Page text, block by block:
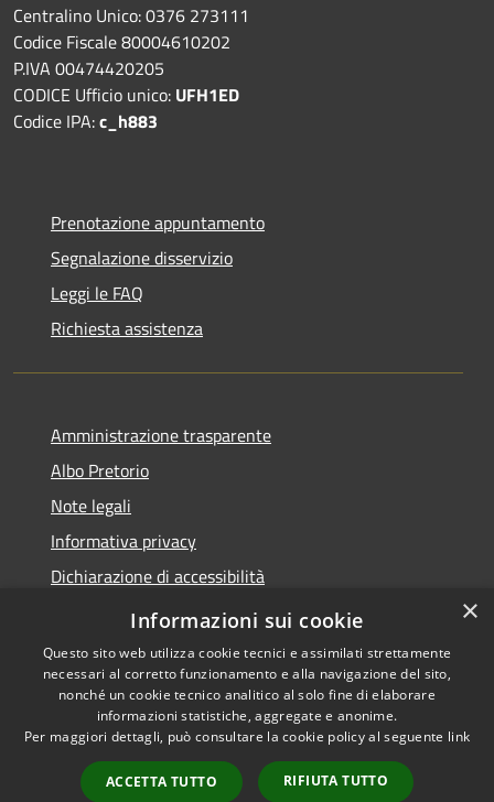
Centralino Unico: 0376 273111
Codice Fiscale 80004610202
P.IVA 00474420205
CODICE Ufficio unico: UFH1ED
Codice IPA:c_h883
Prenotazione appuntamento
Segnalazione disservizio
Leggi le FAQ
Richiesta assistenza
Amministrazione trasparente
Albo Pretorio
Note legali
Informativa privacy
Dichiarazione di accessibilità
Obiettivi di accessibilità
Accessibilità
Copyright © 2026 • Comune di
San Giorgio Bigarello •
Powered byMunicipium
×
Informazioni sui cookie
Questo sito web utilizza cookie tecnici e assimilati strettamente
necessari al corretto funzionamento e alla navigazione del sito,
nonché un cookie tecnico analitico al solo fine di elaborare
informazioni statistiche, aggregate e anonime.
Per maggiori dettagli, può consultare la cookie policy al seguente link
ACCETTA TUTTO RIFIUTA TUTTO